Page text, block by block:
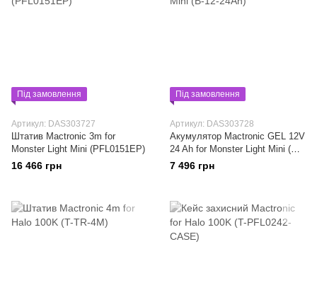
Під замовлення
Артикул: DAS303727
Штатив Mactronic 3m for
Monster Light Mini (PFL0151EP)
16 466 грн
Під замовлення
Артикул: DAS303728
Акумулятор Mactronic GEL 12V
24 Ah for Monster Light Mini (B-
12-24Ah)
7 496 грн